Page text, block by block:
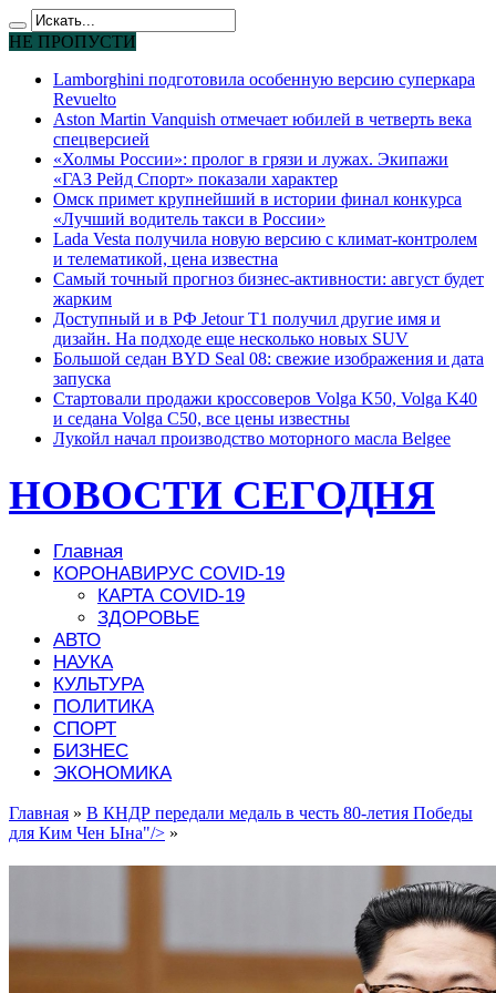
НЕ ПРОПУСТИ
Lamborghini подготовила особенную версию суперкара
Revuelto
Aston Martin Vanquish отмечает юбилей в четверть века
спецверсией
«Холмы России»: пролог в грязи и лужах. Экипажи
«ГАЗ Рейд Спорт» показали характер
Омск примет крупнейший в истории финал конкурса
«Лучший водитель такси в России»
Lada Vesta получила новую версию с климат-контролем
и телематикой, цена известна
Самый точный прогноз бизнес-активности: август будет
жарким
Доступный и в РФ Jetour T1 получил другие имя и
дизайн. На подходе еще несколько новых SUV
Большой седан BYD Seal 08: свежие изображения и дата
запуска
Стартовали продажи кроссоверов Volga K50, Volga K40
и седана Volga C50, все цены известны
Лукойл начал производство моторного масла Belgee
НОВОСТИ СЕГОДНЯ
Главная
КОРОНАВИРУС COVID-19
КАРТА COVID-19
ЗДОРОВЬЕ
АВТО
НАУКА
КУЛЬТУРА
ПОЛИТИКА
СПОРТ
БИЗНЕС
ЭКОНОМИКА
Главная » В КНДР передали медаль в честь 80-летия Победы
для Ким Чен Ына"/> »